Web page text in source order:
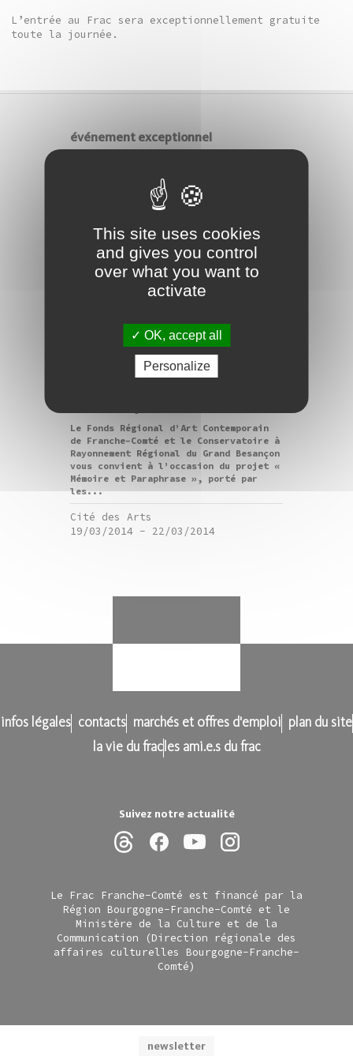
Suivez notre actualité
newsletter
L’entrée au Frac sera exceptionnellement gratuite
toute la journée.
événement exceptionnel
Le Frac ouvrira exceptionnellement ses
portes pour une nocturne étudiants
associations étudiantes bisontines),
dans une volonté de faciliter l’accès
à la culture...
Frac Franche-Comté
partenariat
Mémoire et Paraphrase,
quatre jours pour libérer
Le Fonds Régional d’Art Contemporain
de Franche-Comté et le Conservatoire à
Rayonnement Régional du Grand Besançon
vous convient à l’occasion du projet «
Mémoire et Paraphrase », porté par
les...
Cité des Arts
19/03/2014 - 22/03/2014
infos légales contacts marchés et offres d'emploi
plan du site
la vie du frac les ami.e.s du frac
Le Frac Franche-Comté est financé par la
Région Bourgogne-Franche-Comté et le
Ministère de la Culture et de la
Communication (Direction régionale des
affaires culturelles Bourgogne-Franche-
Comté)
This site uses cookies
and gives you control
over what you want to
activate
OK, accept all
Personalize